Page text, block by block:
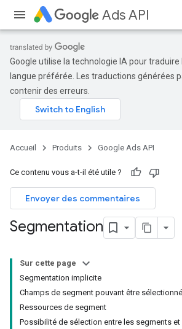
Ads API
Google utilise la technologie IA pour
langue préférée. Les traductions générées
contenir des erreurs.
Accueil Produits Google Ads API
Ce contenu vous a-t-il été utile ?
Envoyer des commentaires
Segmentation
Sur cette page
Segmentation implicite
Champs de segment pouvant être
Ressources de segment
Possibilité de sélection entre les segments